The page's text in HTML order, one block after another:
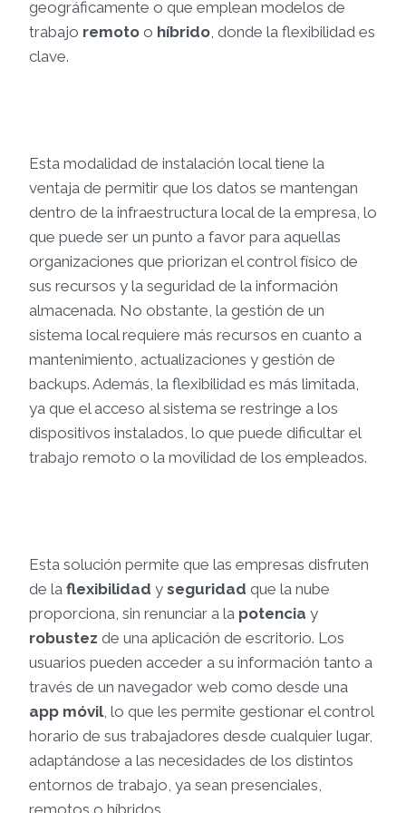
geográficamente o que emplean modelos de
trabajo remoto o híbrido, donde la flexibilidad es
clave.
Esta modalidad de instalación local tiene la
ventaja de permitir que los datos se mantengan
dentro de la infraestructura local de la empresa, lo
que puede ser un punto a favor para aquellas
organizaciones que priorizan el control físico de
sus recursos y la seguridad de la información
almacenada. No obstante, la gestión de un
sistema local requiere más recursos en cuanto a
mantenimiento, actualizaciones y gestión de
backups. Además, la flexibilidad es más limitada,
ya que el acceso al sistema se restringe a los
dispositivos instalados, lo que puede dificultar el
trabajo remoto o la movilidad de los empleados.
Esta solución permite que las empresas disfruten
de la flexibilidad y seguridad que la nube
proporciona, sin renunciar a la potencia y
robustez de una aplicación de escritorio. Los
usuarios pueden acceder a su información tanto a
través de un navegador web como desde una
app móvil, lo que les permite gestionar el control
horario de sus trabajadores desde cualquier lugar,
adaptándose a las necesidades de los distintos
entornos de trabajo, ya sean presenciales,